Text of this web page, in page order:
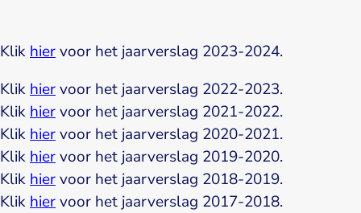
Klik hiervoor het jaarverslag 2023-2024.
Klik hiervoor het jaarverslag 2022-2023.
Klik hiervoor het jaarverslag 2021-2022.
Klik hiervoor het jaarverslag 2020-2021.
Klik hiervoor het jaarverslag 2019-2020.
Klik hiervoor het jaarverslag 2018-2019.
Klik hiervoor het jaarverslag 2017-2018.